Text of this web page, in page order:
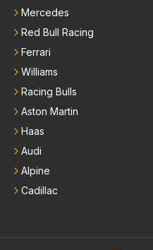
Mercedes
Red Bull Racing
Ferrari
Williams
Racing Bulls
Aston Martin
Haas
Audi
Alpine
Cadillac